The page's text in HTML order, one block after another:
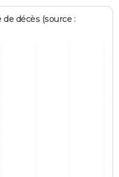
décès (source :